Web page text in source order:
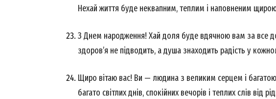
Нехай життя буде неквапним, теплим і наповненим
З Днем народження! Хай доля буде вдячною вам за все
здоров’я не підводить, а душа знаходить радість у
Щиро вітаю вас! Ви — людина з великим серцем і
багато світлих днів, спокійних вечорів і теплих слів від